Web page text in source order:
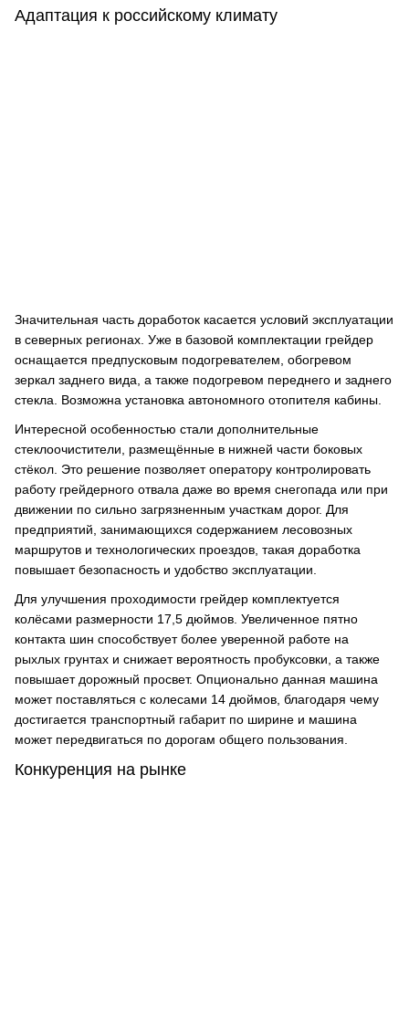
Адаптация к российскому климату
Значительная часть доработок касается условий эксплуатации
в северных регионах. Уже в базовой комплектации грейдер
оснащается предпусковым подогревателем, обогревом
зеркал заднего вида, а также подогревом переднего и заднего
стекла. Возможна установка автономного отопителя кабины.
Интересной особенностью стали дополнительные
стеклоочистители, размещённые в нижней части боковых
стёкол. Это решение позволяет оператору контролировать
работу грейдерного отвала даже во время снегопада или при
движении по сильно загрязненным участкам дорог. Для
предприятий, занимающихся содержанием лесовозных
маршрутов и технологических проездов, такая доработка
повышает безопасность и удобство эксплуатации.
Для улучшения проходимости грейдер комплектуется
колёсами размерности 17,5 дюймов. Увеличенное пятно
контакта шин способствует более уверенной работе на
рыхлых грунтах и снижает вероятность пробуксовки, а также
повышает дорожный просвет. Опционально данная машина
может поставляться с колесами 14 дюймов, благодаря чему
достигается транспортный габарит по ширине и машина
может передвигаться по дорогам общего пользования.
Конкуренция на рынке